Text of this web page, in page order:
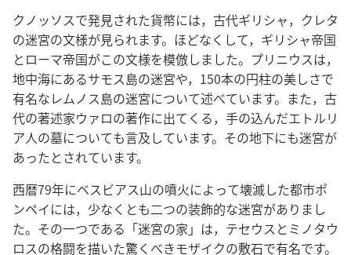
クノッソスで発見された貨幣には，古代ギリシャ，クレタ
の迷宮の文様が見られます。ほどなくして，ギリシャ帝国
とローマ帝国がこの文様を模倣しました。プリニウスは，
地中海にあるサモス島の迷宮や，150本の円柱の美しさで
有名なレムノス島の迷宮について述べています。また，古
代の著述家ウァロの著作に出てくる，手の込んだエトルリ
ア人の墓についても言及しています。その地下にも迷宮が
あったとされています。
西暦79年にベスビアス山の噴火によって壊滅した都市ポ
ンペイには，少なくとも二つの装飾的な迷宮がありまし
た。その一つである「迷宮の家」は，テセウスとミノタウ
ロスの格闘を描いた驚くべきモザイクの敷石で有名です。